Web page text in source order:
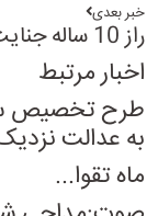
خبر بعدی
راز 10 ساله جنایت در کلبه جنگلی
اخبار مرتبط
طرح تخصیص
به عدالت
ماه تقوا...